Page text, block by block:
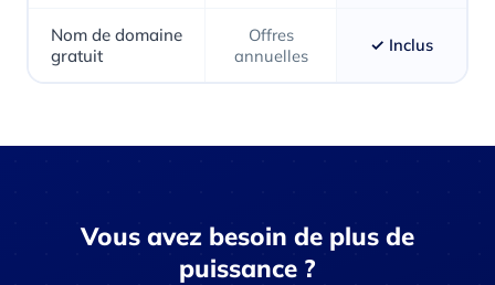
Nom de domaine
gratuit
Offres
annuelles
✓ Inclus
Vous avez besoin de plus de
puissance ?